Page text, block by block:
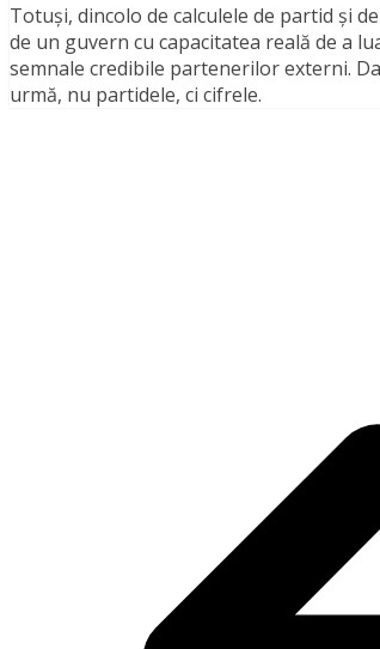
Totuși, dincolo de calculele de partid și
de un guvern cu capacitatea reală de a
semnale credibile partenerilor externi.
urmă, nu partidele, ci cifrele.